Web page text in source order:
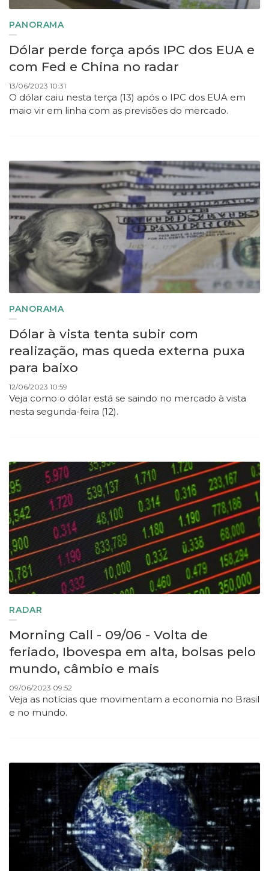
PANORAMA
Dólar perde força após IPC dos EUA e
com Fed e China no radar
13/06/2023 10:31
O dólar caiu nesta terça (13) após o IPC dos EUA em
maio vir em linha com as previsões do mercado.
PANORAMA
Dólar à vista tenta subir com
realização, mas queda externa puxa
para baixo
12/06/2023 10:59
Veja como o dólar está se saindo no mercado à vista
nesta segunda-feira (12).
RADAR
Morning Call - 09/06 - Volta de
feriado, Ibovespa em alta, bolsas pelo
mundo, câmbio e mais
09/06/2023 09:52
Veja as notícias que movimentam a economia no Brasil
e no mundo.